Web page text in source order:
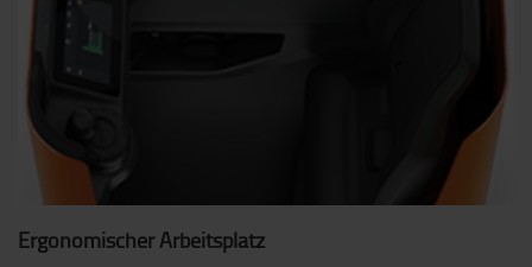
Ergonomischer Arbeitsplatz